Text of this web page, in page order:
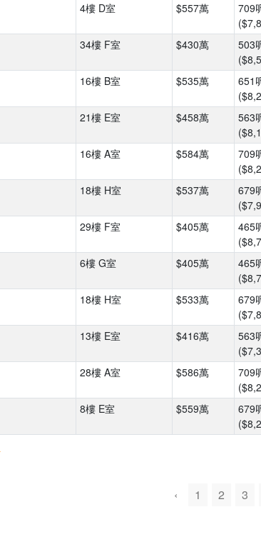
4樓 D室 $557萬
709
34樓 F室 $430萬
503
16樓 B室 $535萬
651
21樓 E室 $458萬
563
16樓 A室 $584萬
709
18樓 H室 $537萬
679
29樓 F室 $405萬
465
6樓 G室 $405萬
465
18樓 H室 $533萬
679
13樓 E室 $416萬
563
28樓 A室 $586萬
709
8樓 E室 $559萬
679
‹ 1 2 3